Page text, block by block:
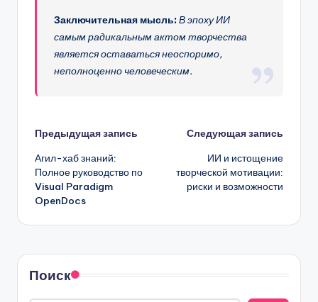
Заключительная мысль:В эпоху ИИ
самым радикальным актом творчества
является оставаться неоспоримо,
неполноценно человеческим.
Навигация
записи
Предыдущая запись
Агил-хаб знаний:
Полное руководство по
Visual Paradigm
OpenDocs
Следующая запись
ИИ и истощение
творческой мотивации:
риски и возможности
Поиск